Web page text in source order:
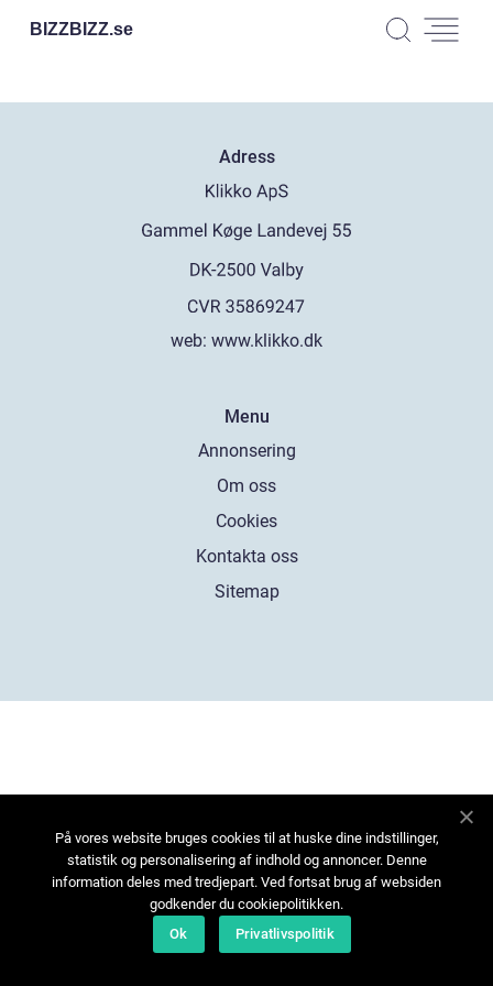
BIZZBIZZ.se
Adress
web: www.klikko.dk
Menu
Annonsering
Om oss
Cookies
Kontakta oss
Sitemap
På vores website bruges cookies til at huske dine indstillinger,
statistik og personalisering af indhold og annoncer. Denne
information deles med tredjepart. Ved fortsat brug af websiden
godkender du cookiepolitikken.
Ok
Privatlivspolitik